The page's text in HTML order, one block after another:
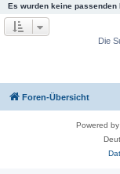
Es wurden keine passenden
Die
Foren-Übersicht
Powered by